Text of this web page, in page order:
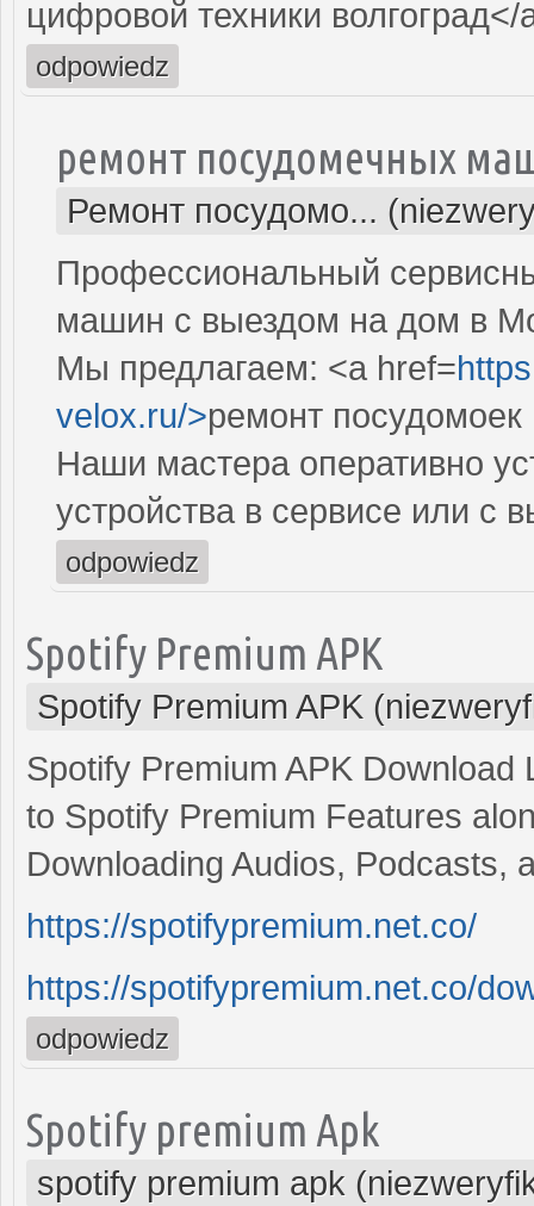
цифровой техники волгоград</
odpowiedz
ремонт посудомечных
Ремонт посудомо...
Профессиональный
машин с выездом на дом в
Мы предлагаем: <a href=
velox.ru/>ремонт посудомоек
Наши мастера оперативно
устройства в сервисе или с
odpowiedz
Spotify Premium APK
Spotify Premium APK
Spotify Premium APK
to Spotify Premium Features
Downloading Audios, Podcasts,
https://spotifypremium.net.co/
https://spotifypremium.net.co/
odpowiedz
Spotify premium Apk
spotify premium apk